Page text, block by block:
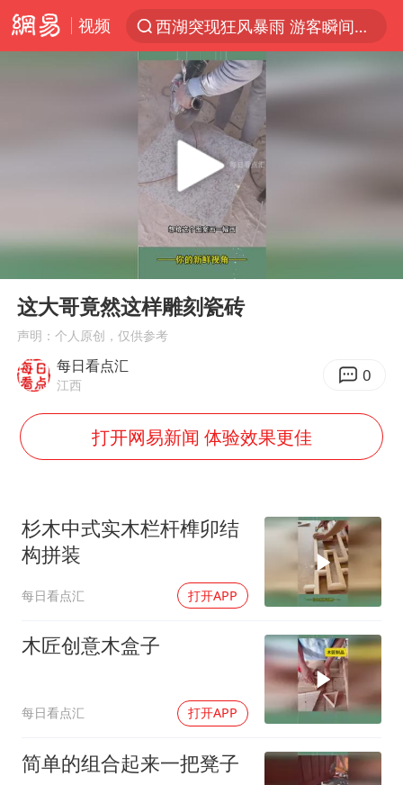
视频
西湖突现狂风暴雨 游客瞬间被浇透
解锁各地夏日限定体验
黄金创今年来最大单周涨幅
名创优品一次性内裤 颜面尽失
金饰克价一夜涨回1300元
白海豚将正面袭击贯穿浙江
酒店回应车内过夜被收150元
网传《披荆斩棘2026》名单
香港宏福苑火灾或由烟头引起
浙江台州《告全体市民书》
《给阿嬷的情书》售后来了
人民的健康、体质、幸福一脉相承
Play
这大哥竟然这样雕刻瓷砖
声明：个人原创，仅供参考
每日看点汇
江西 0
打开网易新闻 体验效果更佳
杉木中式实木栏杆榫卯结
构拼装
每日看点汇 打开APP
木匠创意木盒子
每日看点汇 打开APP
简单的组合起来一把凳子